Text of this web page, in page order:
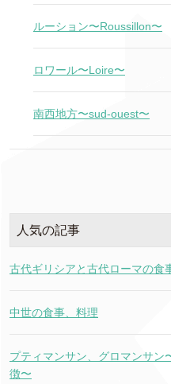
ルーション〜Roussillon〜
ロワール〜Loire〜
南西地方〜sud-ouest〜
人気の記事
古代ギリシアと古代ローマの食
中世の食事、料理
プティマンサン、グロマンサン
徴〜